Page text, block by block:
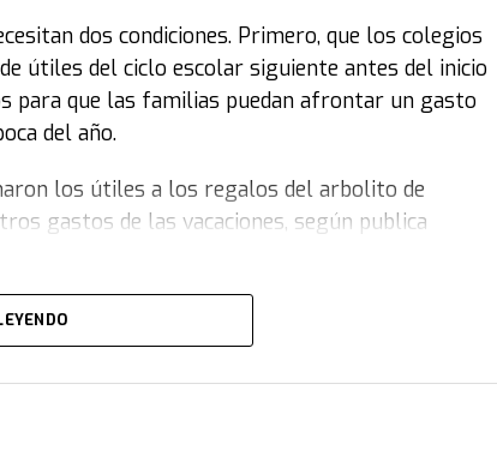
paridad de los bonos en el mercado secundario
apetito por los bonos.
dos condiciones. Primero, que los colegios
útiles del ciclo escolar siguiente antes del inicio
para que las familias puedan afrontar un gasto
del año.
los útiles a los regalos del arbolito de
gastos de las vacaciones, según publica
los útiles escolares, mayor diversidad de
librerías estimaron que para quienes
diciembre,el ahorro rondó el 45% respecto de